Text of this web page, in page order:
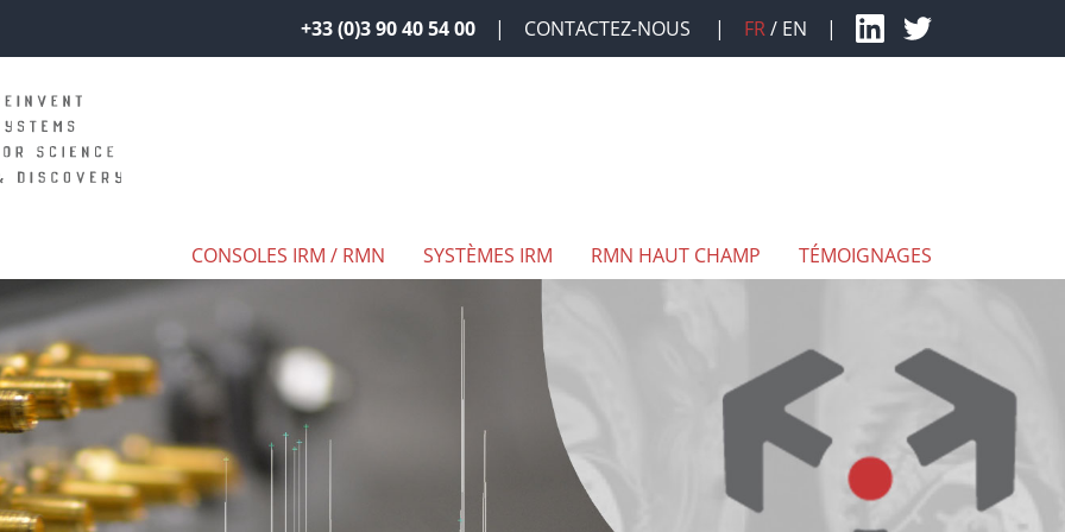
+33 (0)3 90 40 54 00 CONTACTEZ-NOUS FR EN
CONSOLES IRM / RMN SYSTÈMES IRM RMN HAUT CHAMP TÉMOIGNAGES